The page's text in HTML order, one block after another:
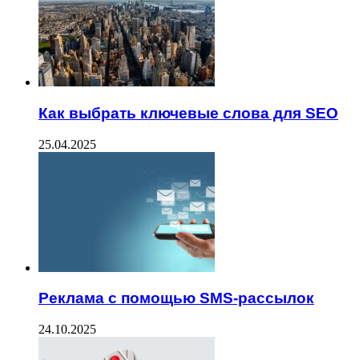
Как выбрать ключевые слова для SEO
25.04.2025
Реклама с помощью SMS-рассылок
24.10.2025